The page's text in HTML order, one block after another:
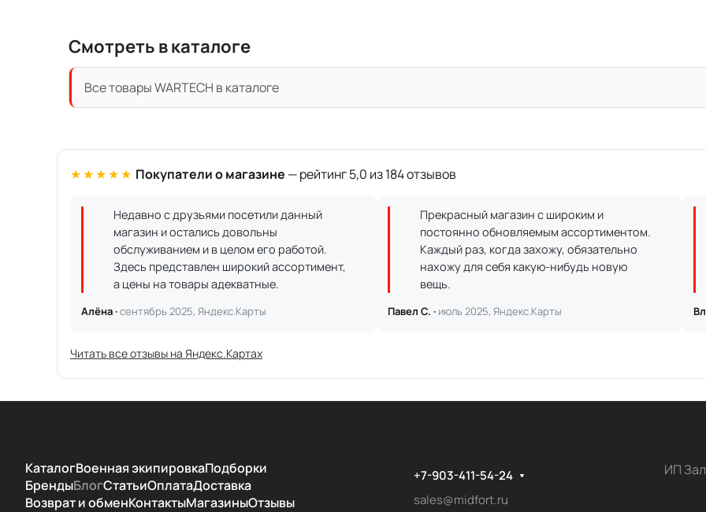
Смотреть в каталоге
Все товары WARTECH в каталоге
★★★★★ Покупатели о магазине — рейтинг 5,0 из 184 отзывов
Недавно с друзьями посетили данный
магазин и остались довольны
обслуживанием и в целом его работой.
Здесь представлен широкий ассортимент,
а цены на товары адекватные.
Алёна ·сентябрь 2025, Яндекс.Карты
Прекрасный магазин с широким и
постоянно обновляемым ассортиментом.
Каждый раз, когда захожу, обязательно
нахожу для себя какую-нибудь новую
вещь.
Павел С. · июль 2025, Яндекс.Карты
Читать все отзывы на Яндекс.Картах
КаталогВоенная экипировкаПодборки
БрендыБлогСтатьиОплатаДоставка
Возврат и обменКонтактыМагазиныОтзывы
+7-903-411-54-24
sales@midfort.ru
ИП